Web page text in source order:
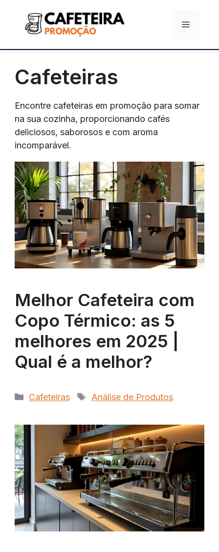
Menu
Cafeteiras
Encontre cafeteiras em promoção para somar
na sua cozinha, proporcionando cafés
deliciosos, saborosos e com aroma
incomparável.
Melhor Cafeteira com
Copo Térmico: as 5
melhores em 2025 |
Qual é a melhor?
Categorias
Cafeteiras Tags
Análise de Produtos